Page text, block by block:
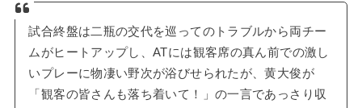
試合終盤は二瓶の交代を巡ってのトラブルから両チー
ムがヒートアップし、ATには観客席の真ん前での激し
いプレーに物凄い野次が浴びせられたが、黄大俊が
「観客の皆さんも落ち着いて！」の一言であっさり収